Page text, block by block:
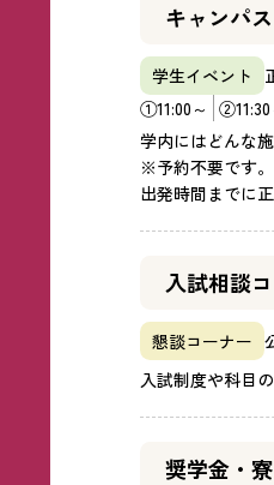
キャンパ
学生イベント
①11:00～
学内にはどんな
※予約不要です。
出発時間までに
入試相談
懇談コーナー
入試制度や科目
奨学金・